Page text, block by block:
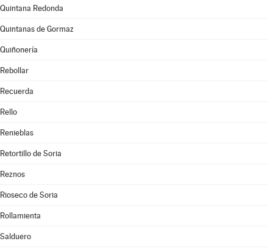
Quintana Redonda
Quintanas de Gormaz
Quiñonería
Rebollar
Recuerda
Rello
Renieblas
Retortillo de Soria
Reznos
Rioseco de Soria
Rollamienta
Salduero